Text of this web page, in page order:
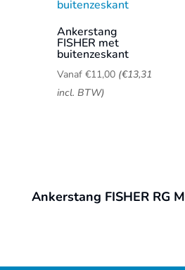
Ankerstang
FISHER met
buitenzeskant
Vanaf €11,00 (€13,31
incl. BTW)
Ankerstang FISHER RG M